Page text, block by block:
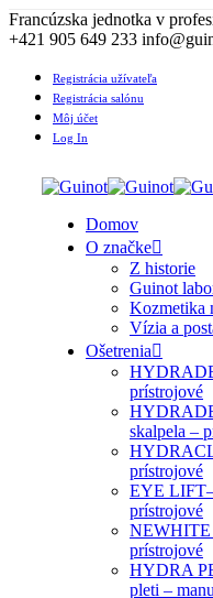
Francúzska jednotka v
+421 905 649 233
Registrácia užívateľa
Registrácia salónu
Môj účet
Log In
Domov
O značke
Z historie
Guinot
Kozmetika
Vízia a
Ošetrenia
prístrojové
skalpela –
prístrojové
EYE
prístrojové
NEWHITE
prístrojové
HYDRA
pleti –